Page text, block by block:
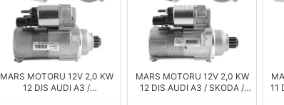
MARS MOTORU 12V 2,0 KW
12 DIS AUDI A3 /
MARS MOTORU 12V 2,0 KW
12 DIS AUDI A3 / SKODA /
11